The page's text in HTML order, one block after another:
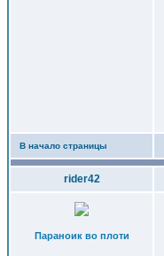
В начало страницы
rider42
Параноик во плоти